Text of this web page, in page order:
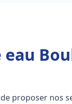
proposer nos